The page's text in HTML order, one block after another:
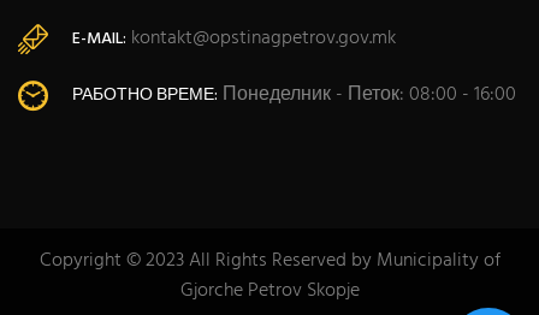
E-MAIL: kontakt@opstinagpetrov.gov.mk
РАБОТНО ВРЕМЕ: Понеделник - Петок: 08:00 - 16:00
Copyright © 2023 All Rights Reserved by Municipality of
Gjorche Petrov Skopje